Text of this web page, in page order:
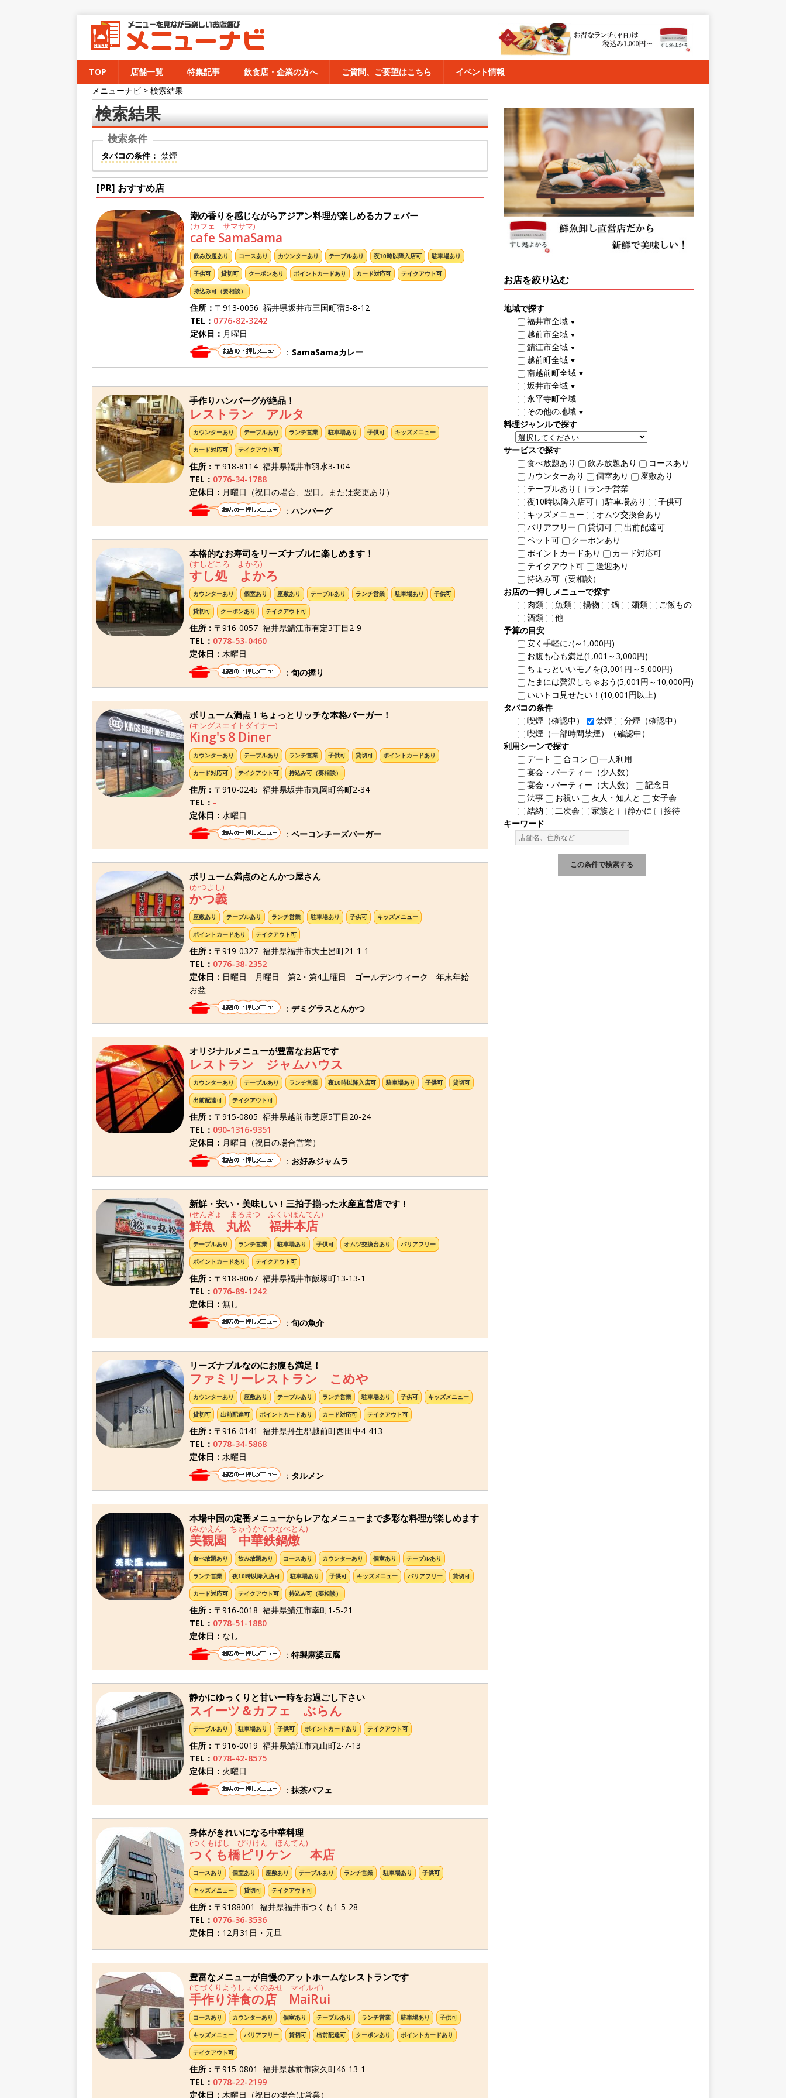
TOP 店舗一覧 特集記事 飲食店・企業の方へ ご質問、ご要望はこちら
イベント情報
メニューナビ > 検索結果
検索結果
タバコの条件： 禁煙
[PR] おすすめ店
潮の香りを感じながらアジアン料理が楽しめるカフェバー
(カフェ サマサマ)
cafe SamaSama
飲み放題あり コースあり カウンターあり テーブルあり 夜10時以降入店可 駐車場あり
子供可 貸切可 クーポンあり ポイントカードあり カード対応可 テイクアウト可
持込み可（要相談）
住所： 〒913-0056 福井県坂井市三国町宿3-8-12
TEL： 0776-82-3242
定休日： 月曜日
： SamaSamaカレー
手作りハンバーグが絶品！
レストラン アルタ
カウンターあり テーブルあり ランチ営業 駐車場あり 子供可 キッズメニュー
カード対応可 テイクアウト可
住所： 〒918-8114 福井県福井市羽水3-104
TEL： 0776-34-1788
定休日： 月曜日（祝日の場合、翌日。または変更あり）
：ハンバーグ
本格的なお寿司をリーズナブルに楽しめます！
(すしどころ よかろ)
すし処 よかろ
カウンターあり 個室あり 座敷あり テーブルあり ランチ営業 駐車場あり 子供可
貸切可 クーポンあり テイクアウト可
住所： 〒916-0057 福井県鯖江市有定3丁目2-9
TEL： 0778-53-0460
定休日： 木曜日
： 旬の握り
ボリューム満点！ちょっとリッチな本格バーガー！
(キングスエイトダイナー)
King's 8 Diner
カウンターあり テーブルあり ランチ営業 子供可 貸切可 ポイントカードあり
カード対応可 テイクアウト可 持込み可（要相談）
住所： 〒910-0245 福井県坂井市丸岡町谷町2-34
TEL： -
定休日： 水曜日
： ベーコンチーズバーガー
ボリューム満点のとんかつ屋さん
(かつよし)
かつ義
座敷あり テーブルあり ランチ営業 駐車場あり 子供可 キッズメニュー
ポイントカードあり テイクアウト可
住所： 〒919-0327 福井県福井市大土呂町21-1-1
TEL： 0776-38-2352
定休日： 日曜日 月曜日 第2・第4土曜日 ゴールデンウィーク 年末年始
お盆
： デミグラスとんかつ
オリジナルメニューが豊富なお店です
レストラン ジャムハウス
カウンターあり テーブルあり ランチ営業 夜10時以降入店可 駐車場あり 子供可 貸切可
出前配達可 テイクアウト可
住所： 〒915-0805 福井県越前市芝原5丁目20-24
TEL： 090-1316-9351
定休日： 月曜日（祝日の場合営業）
： お好みジャムラ
新鮮・安い・美味しい！三拍子揃った水産直営店です！
(せんぎょ まるまつ ふくいほんてん)
鮮魚 丸松 福井本店
テーブルあり ランチ営業 駐車場あり 子供可 オムツ交換台あり バリアフリー
ポイントカードあり テイクアウト可
住所： 〒918-8067 福井県福井市飯塚町13-13-1
TEL： 0776-89-1242
定休日： 無し
： 旬の魚介
リーズナブルなのにお腹も満足！
ファミリーレストラン こめや
カウンターあり 座敷あり テーブルあり ランチ営業 駐車場あり 子供可 キッズメニュー
貸切可 出前配達可 ポイントカードあり カード対応可 テイクアウト可
住所： 〒916-0141 福井県丹生郡越前町西田中4-413
TEL： 0778-34-5868
定休日： 水曜日
： タルメン
本場中国の定番メニューからレアなメニューまで多彩な料理が楽しめます
(みかえん ちゅうかてつなべとん)
美観園 中華鉄鍋燉
食べ放題あり 飲み放題あり コースあり カウンターあり 個室あり テーブルあり
ランチ営業 夜10時以降入店可 駐車場あり 子供可 キッズメニュー バリアフリー 貸切可
カード対応可 テイクアウト可 持込み可（要相談）
住所： 〒916-0018 福井県鯖江市幸町1-5-21
TEL： 0778-51-1880
定休日： なし
： 特製麻婆豆腐
静かにゆっくりと甘い一時をお過ごし下さい
スイーツ＆カフェ ぶらん
テーブルあり 駐車場あり 子供可 ポイントカードあり テイクアウト可
住所： 〒916-0019 福井県鯖江市丸山町2-7-13
TEL： 0778-42-8575
定休日： 火曜日
： 抹茶パフェ
身体がきれいになる中華料理
(つくもばし ぴりけん ほんてん)
つくも橋ピリケン 本店
コースあり 個室あり 座敷あり テーブルあり ランチ営業 駐車場あり 子供可
キッズメニュー 貸切可 テイクアウト可
住所： 〒9188001 福井県福井市つくも1-5-28
TEL： 0776-36-3536
定休日： 12月31日・元旦
豊富なメニューが自慢のアットホームなレストランです
(てづくりようしょくのみせ マイルイ)
手作り洋食の店 MaiRui
コースあり カウンターあり 個室あり テーブルあり ランチ営業 駐車場あり 子供可
キッズメニュー バリアフリー 貸切可 出前配達可 クーポンあり ポイントカードあり
テイクアウト可
住所： 〒915-0801 福井県越前市家久町46-13-1
TEL： 0778-22-2199
定休日： 木曜日（祝日の場合は営業）
お店を絞り込む
地域で探す
福井市全域 ▼
越前市全域 ▼
鯖江市全域 ▼
越前町全域 ▼
南越前町全域 ▼
坂井市全域 ▼
永平寺町全域
その他の地域 ▼
料理ジャンルで探す
サービスで探す
食べ放題あり
飲み放題あり
コースあり
カウンターあり
個室あり
座敷あり
テーブルあり
ランチ営業
夜10時以降入店可
駐車場あり
子供可
キッズメニュー
オムツ交換台あり
バリアフリー
貸切可
出前配達可
ペット可
クーポンあり
ポイントカードあり
カード対応可
テイクアウト可
送迎あり
持込み可（要相談）
お店の一押しメニューで探す
肉類
魚類 揚物 鍋 麺類
ご飯もの
酒類
他
予算の目安
安く手軽に♪(～1,000円)
お腹も心も満足(1,001～3,000円)
ちょっといいモノを(3,001円～5,000円)
たまには贅沢しちゃおう(5,001円～10,000円)
いいトコ見せたい！(10,001円以上)
タバコの条件
喫煙（確認中）
禁煙
分煙（確認中）
喫煙（一部時間禁煙）（確認中）
利用シーンで探す
デート
合コン
一人利用
宴会・パーティー（少人数）
宴会・パーティー（大人数）
記念日
法事
お祝い 友人・知人と
女子会
結納
二次会 家族と 静かに
接待
キーワード